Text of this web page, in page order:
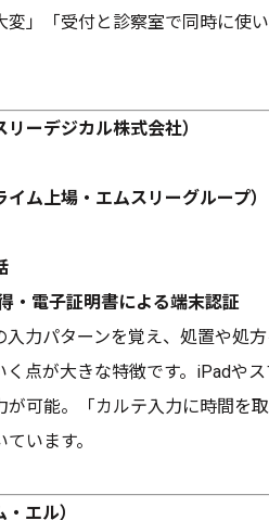
変」「受付と診察室で同時に使
ーデジカル株式会社）
ム上場・エムスリーグループ）
・電子証明書による端末認証
力パターンを覚え、処置や処
く点が大きな特徴です。iPadや
が可能。「カルテ入力に時間を
います。
エル）